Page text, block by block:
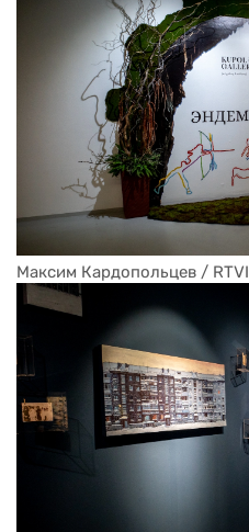
Максим Кардопольцев / RTVI